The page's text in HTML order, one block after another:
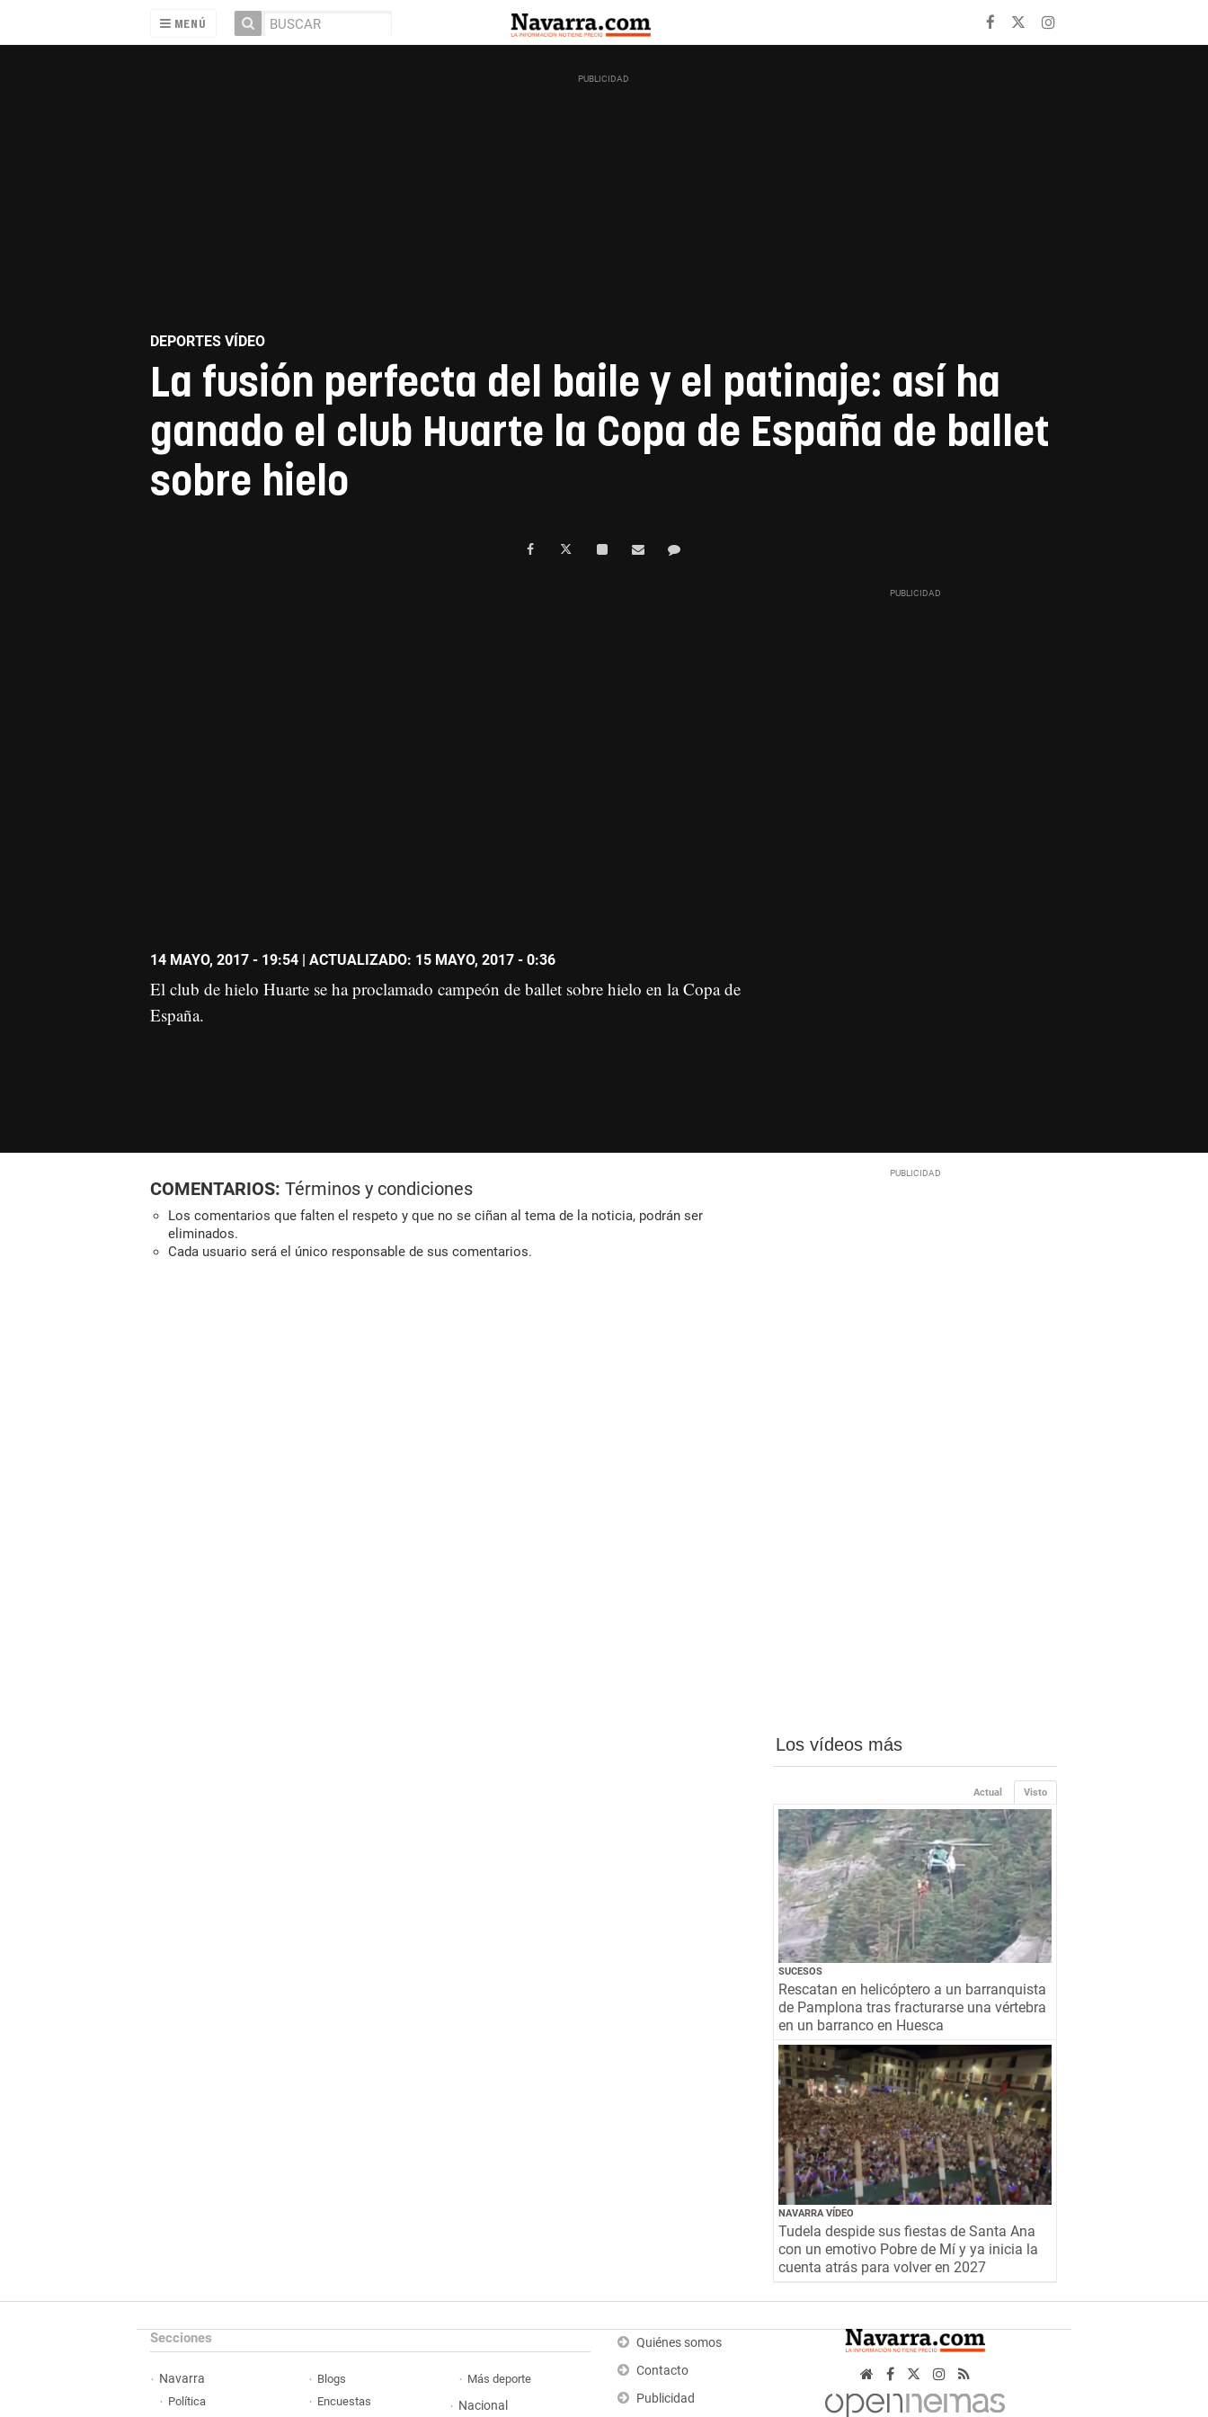
MENÚ
DEPORTES VÍDEO
La fusión perfecta del baile y el patinaje: así ha
ganado el club Huarte la Copa de España de ballet
sobre hielo
14 MAYO, 2017 - 19:54| ACTUALIZADO: 15 MAYO, 2017 - 0:36
El club de hielo Huarte se ha proclamado campeón de ballet sobre hielo en la Copa de
España.
COMENTARIOS: Términos y condiciones
Los comentarios que falten el respeto y que no se ciñan al tema de la noticia, podrán ser
eliminados.
Cada usuario será el único responsable de sus comentarios.
Los vídeos más
Visto
Actual
SUCESOS
Rescatan en helicóptero a un barranquista
de Pamplona tras fracturarse una vértebra
en un barranco en Huesca
NAVARRA VÍDEO
Tudela despide sus fiestas de Santa Ana
con un emotivo Pobre de Mí y ya inicia la
cuenta atrás para volver en 2027
Secciones
Navarra
Política
Blogs
Encuestas
Más deporte
Nacional
Quiénes somos
Contacto
Publicidad